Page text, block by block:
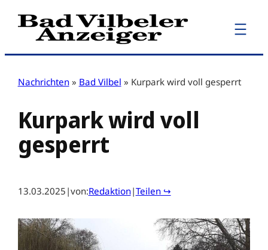
Zum
Inhalt
Nachrichten » Bad Vilbel » Kurpark wird voll gesperrt
Kurpark wird voll
gesperrt
13.03.2025 |von:Redaktion|Teilen ↪